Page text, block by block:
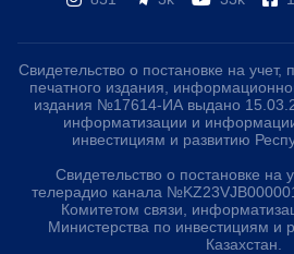
Свидетельство о постановке на учет,
печатного издания,
издания №17614-ИА выдано
информатизации и
инвестициям и развитию
Свидетельство о постановке на
телерадио канала
Комитетом связи,
Министерства по инвестициям и
Казахстан.